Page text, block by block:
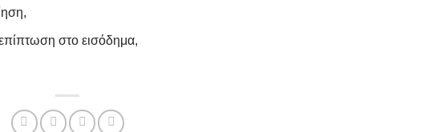
επίπτωση στο εισόδημα,